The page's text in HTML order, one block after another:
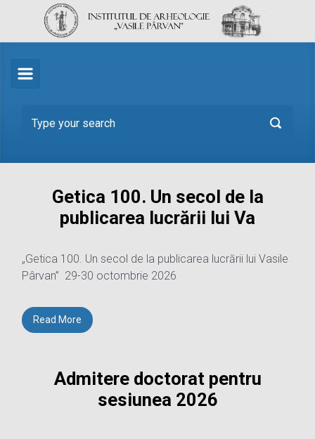
Skip to main content
Getica 100. Un secol de la
publicarea lucrării lui Va
„Getica 100. Un secol de la publicarea lucrării lui Vasile
Pârvan” 29-30 octombrie 2026
Read More
Admitere doctorat pentru
sesiunea 2026